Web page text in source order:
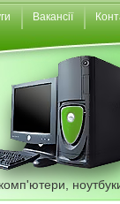
Вакансії
комп'ютери,